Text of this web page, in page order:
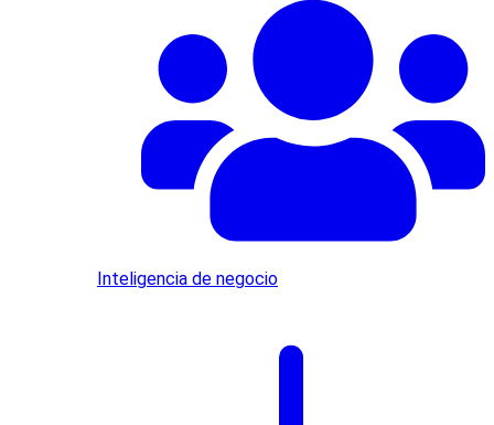
Inteligencia de negocio